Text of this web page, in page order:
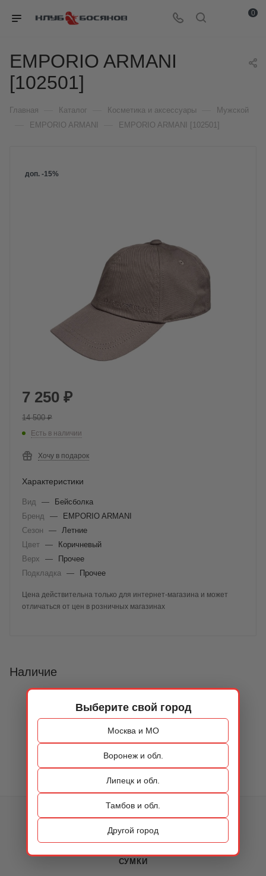
Выберите свой город
Москва и МО
Воронеж и обл.
Липецк и обл.
Тамбов и обл.
Другой город
0
EMPORIO ARMANI
[102501]
Главная Каталог Косметика и аксессуары Мужской
EMPORIO ARMANI EMPORIO ARMANI [102501]
доп. -15%
7 250 ₽
14 500₽
Есть в наличии
Хочу в подарок
Характеристики
Вид —
Бейсболка
Бренд
—
EMPORIO ARMANI
Сезон
—
Летние
Цвет —
Коричневый
Верх
—
Прочее
Подкладка
— Прочее
Цена действительна только для интернет-магазина и может
отличаться от цен в розничных магазинах
Наличие
ОБУВЬ
СУМКИ